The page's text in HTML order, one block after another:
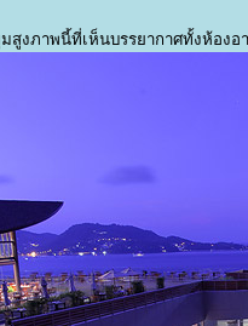
งภาพนี้ที่เห็นบรรยากาศทั้งห้องอ